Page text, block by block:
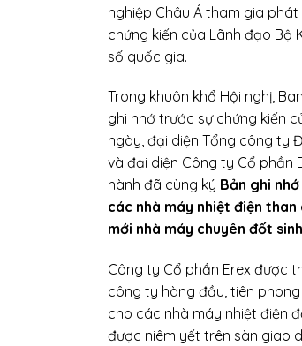
nghiệp Châu Á tham gia
chứng kiến của Lãnh đạo Bộ
số quốc gia.
Trong khuôn khổ Hội nghị,
ghi nhớ trước sự chứng kiến
ngày, đại diện Tổng công ty
và đại diện Công ty Cổ phần
hành đã cùng ký Bản ghi
các nhà máy nhiệt điện
mới nhà máy chuyên đốt
Công ty Cổ phần Erex được
công ty hàng đầu, tiên
cho các nhà máy nhiệt điện
được niêm yết trên sàn giao